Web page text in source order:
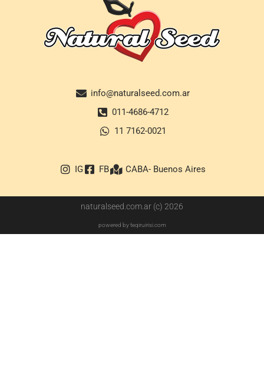
info@naturalseed.com.ar
011-4686-4712
11 7162-0021
IG FB CABA- Buenos Aires
naturalseed.com.ar (c) 2026
powered by teqiruirisi.com